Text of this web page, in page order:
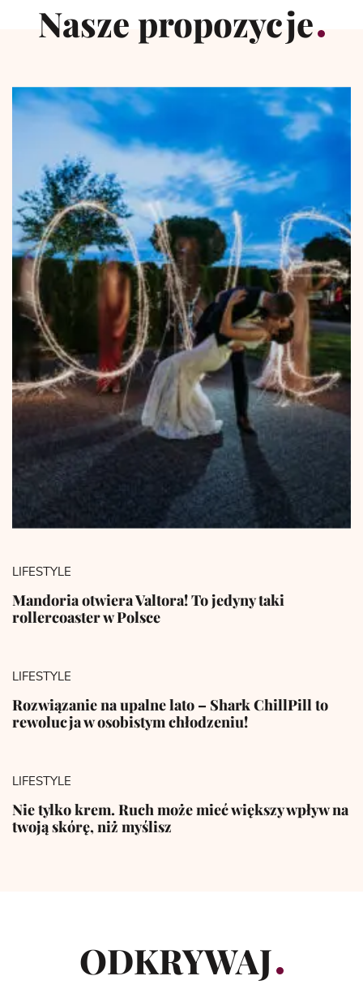
Nasze propozycje
LIFESTYLE
Mandoria otwiera Valtora! To jedyny taki
rollercoaster w Polsce
LIFESTYLE
Rozwiązanie na upalne lato – Shark ChillPill to
rewolucja w osobistym chłodzeniu!
LIFESTYLE
Nie tylko krem. Ruch może mieć większy wpływ na
twoją skórę, niż myślisz
ODKRYWAJ